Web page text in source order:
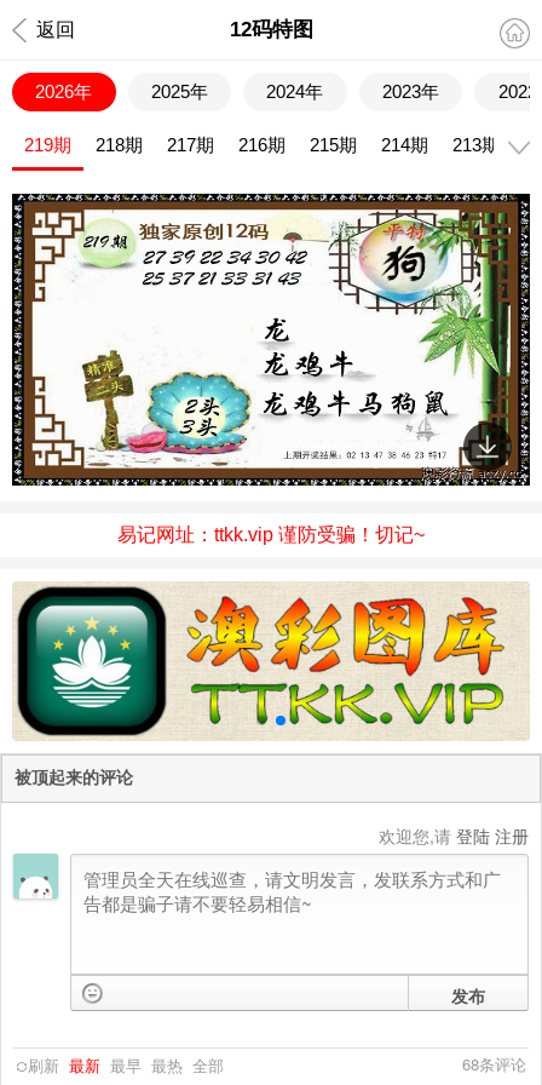
返回 12码特图
2026年 2025年 2024年 2023年 2022
219期 218期 217期 216期 215期 214期 213期
易记网址：ttkk.vip 谨防受骗！切记~